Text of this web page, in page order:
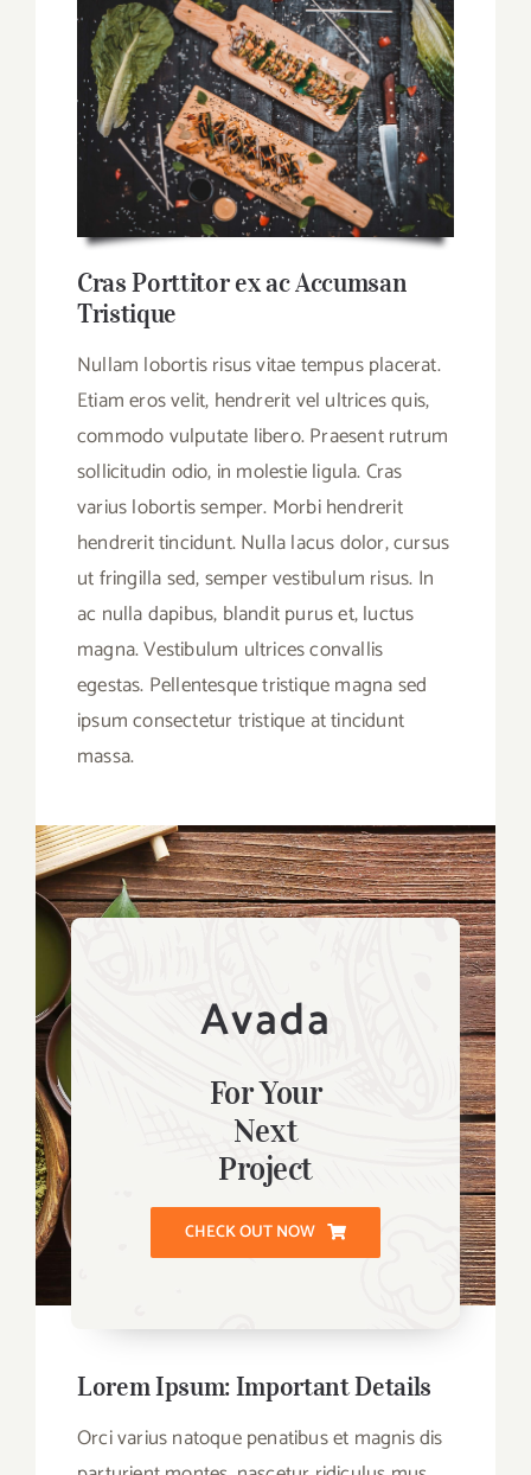
Cras Porttitor ex ac Accumsan
Tristique
Nullam lobortis risus vitae tempus placerat.
Etiam eros velit, hendrerit vel ultrices quis,
commodo vulputate libero. Praesent rutrum
sollicitudin odio, in molestie ligula. Cras
varius lobortis semper. Morbi hendrerit
hendrerit tincidunt. Nulla lacus dolor, cursus
ut fringilla sed, semper vestibulum risus. In
ac nulla dapibus, blandit purus et, luctus
magna. Vestibulum ultrices convallis
egestas. Pellentesque tristique magna sed
ipsum consectetur tristique at tincidunt
massa.
Avada
For Your
Next
Project
CHECK OUT NOW
Lorem Ipsum: Important Details
Orci varius natoque penatibus et magnis dis